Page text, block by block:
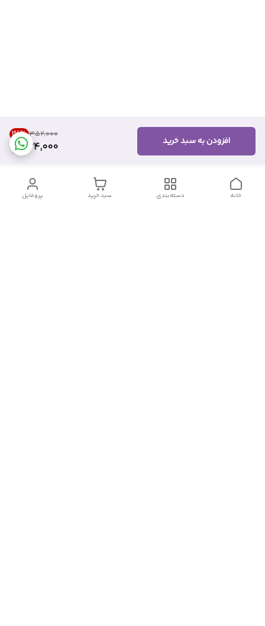
۳۵۲٬۰۰۰ 36%
224,000 افزودن به سبد خرید
پروفایل سبد خرید دسته‌بندی خانه